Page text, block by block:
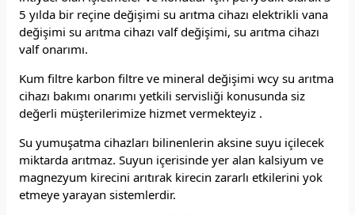
5 yılda bir reçine değişimi su arıtma cihazı elektrikli vana
değişimi su arıtma cihazı valf değişimi, su arıtma cihazı
valf onarımı.
Kum filtre karbon filtre ve mineral değişimi wcy su arıtma
cihazı bakımı onarımı yetkili servisliği konusunda siz
değerli müşterilerimize hizmet vermekteyiz .
Su yumuşatma cihazları bilinenlerin aksine suyu içilecek
miktarda arıtmaz. Suyun içerisinde yer alan kalsiyum ve
magnezyum kirecini arıtırak kirecin zararlı etkilerini yok
etmeye yarayan sistemlerdir.